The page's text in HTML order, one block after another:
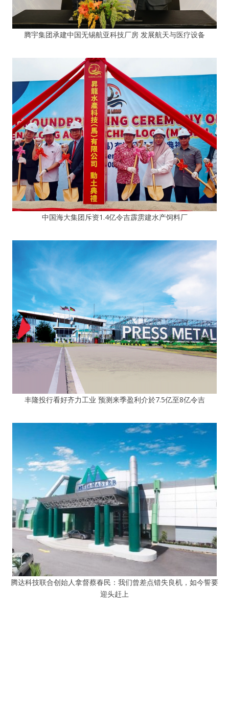
腾宇集团承建中国无锡航亚科技厂房 发展航天与医疗设备
中国海大集团斥资1.4亿令吉霹雳建水产饲料厂
丰隆投行看好齐力工业 预测来季盈利介於7.5亿至8亿令吉
腾达科技联合创始人拿督蔡春民：我们曾差点错失良机，如今誓要
迎头赶上